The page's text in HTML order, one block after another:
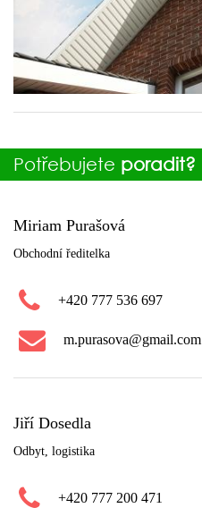
Potřebujete poradit?
Miriam Purašová
Obchodní ředitelka
+420 777 536 697
m.purasova@gmail.com
Jiří Dosedla
Odbyt, logistika
+420 777 200 471